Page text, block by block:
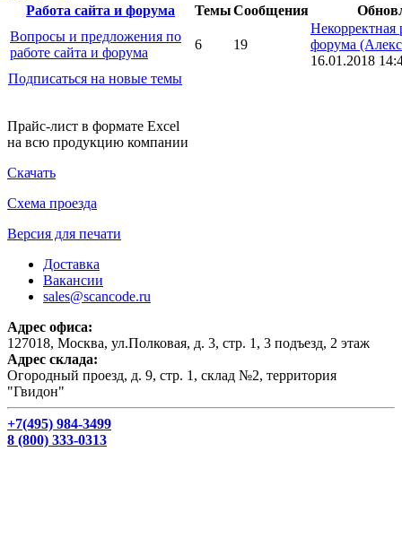
Работа сайта и форума ТемыСообщения
Вопросы и предложения по
работе сайта и форума
6 19
Некорректная
форума
16.01.2018
Подписаться на новые темы
Прайс-лист в формате Excel
на всю продукцию компании
Скачать
Схема проезда
Версия для печати
Доставка
Вакансии
sales@scancode.ru
Адрес офиса:
127018, Москва, ул.Полковая, д. 3, стр. 1, 3 подъезд, 2 этаж
Адрес склада:
Огородный проезд, д. 9, стр. 1, склад №2, территория
"Гвидон"
+7(495) 984-3499
8 (800) 333-0313